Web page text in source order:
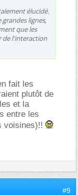
élucidé.
grandes lignes,
que les
de l'interaction
fait les
plutôt de
et la
entre les
voisines)!!
#9